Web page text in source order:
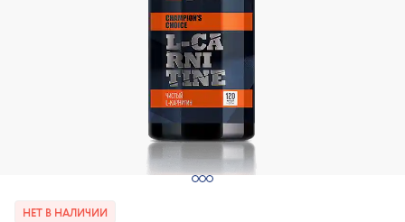
НЕТ В НАЛИЧИИ